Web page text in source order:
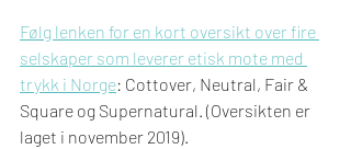
Følg lenken for en kort oversikt over fire
selskaper som leverer etisk mote med
trykk i Norge: Cottover, Neutral, Fair &
Square og Supernatural. (Oversikten er
laget i november 2019).